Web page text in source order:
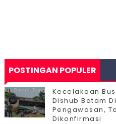
POSTINGAN POPULER
Kecelakaan
Dishub Batam
Pengawasan,
Dikonfirmasi